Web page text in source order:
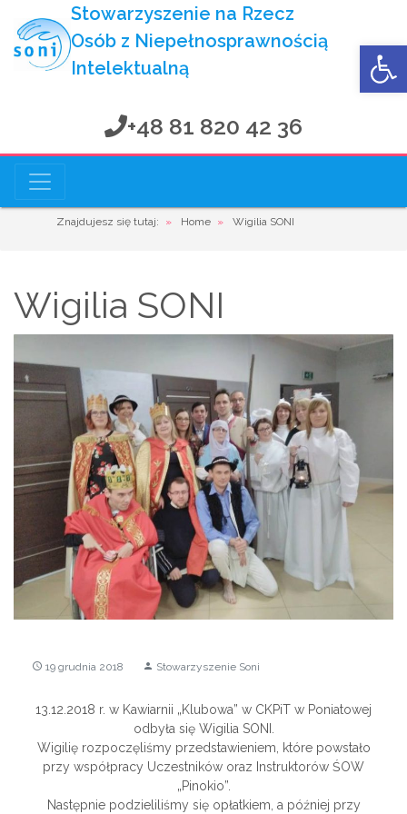
Stowarzyszenie na Rzecz
Osób z Niepełnosprawnością
Intelektualną
Stowarzyszenie na Rzecz
Osób z Niepełnosprawnością Intelektualną
+48 81 820 42 36
Znajdujesz się tutaj: » Home » Wigilia SONI
Wigilia SONI
access_time 19 grudnia 2018 person Stowarzyszenie Soni
13.12.2018 r. w Kawiarnii „Klubowa” w CKPiT w Poniatowej
odbyła się Wigilia SONI.
Wigilię rozpoczęliśmy przedstawieniem, które powstało
przy współpracy Uczestników oraz Instruktorów ŚOW
„Pinokio”.
Następnie podzieliliśmy się opłatkiem, a później przy